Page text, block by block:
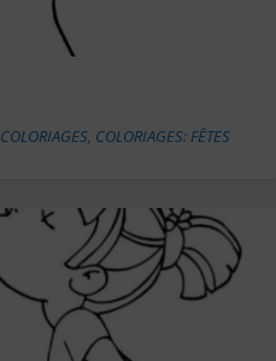
COLORIAGES, COLORIAGES: FÊTES